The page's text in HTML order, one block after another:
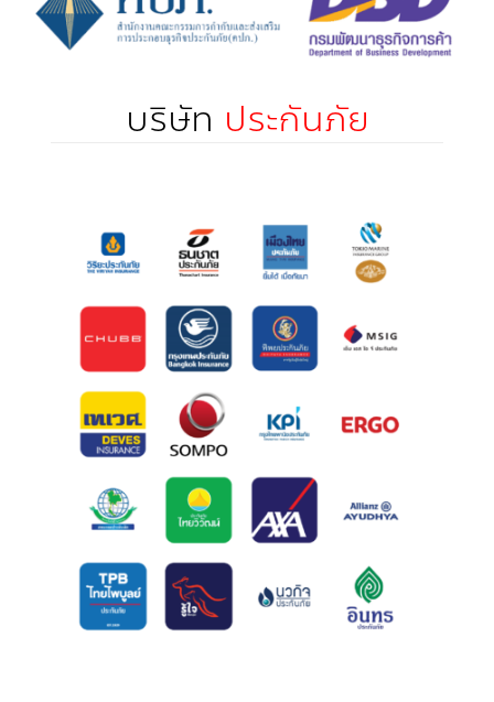
บริษัท ประกันภัย